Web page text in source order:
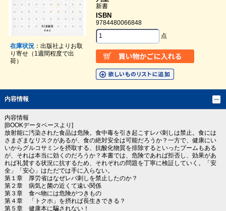
在庫状況：出版社よりお取
り寄せ（1週間程度で出
荷）
新書
ISBN
9784480066848
点
内容情報
内容情報
[BOOKデータベースより]
放射能に汚染された食品は危険。食中毒を引き起こすレバ刺しは禁止。食には
さまざまなリスクがあるが、食の絶対安全は可能だろうか？一方で、健康にい
いからグルコサミンを摂取する、抗酸化物質を排除するといったブームもある
が、それは本当に効くのだろうか？本書では、危険であれば拒否し、効果があ
れば礼賛する状況に抗するため、それぞれの問題を丁寧に検証していく。「安
全」「安心」はただでは手に入らない。
第１章 厚労省はなぜレバ刺しを禁止したのか？
第２章 病気と菌の近くて遠い関係
第３章 食べ物には危険がつきもの
第４章 「トクホ」を摂れば長生きできる？
第５章 健康本に騙されない！